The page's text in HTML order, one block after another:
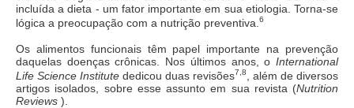
incluída a dieta - um fator importante em sua etiologia. Torna-se
lógica a preocupação com a nutrição preventiva. 6
Os alimentos funcionais têm papel importante na prevenção
daquelas doenças crônicas. Nos últimos anos, o International
Life Science Institute dedicou duas revisões7,8
, além de diversos
artigos isolados, sobre esse assunto em sua revista (Nutrition
Reviews ).